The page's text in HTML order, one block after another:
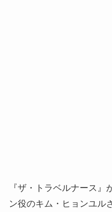
『ザ・トラベルナース』
ン役のキム・ヒョンユル